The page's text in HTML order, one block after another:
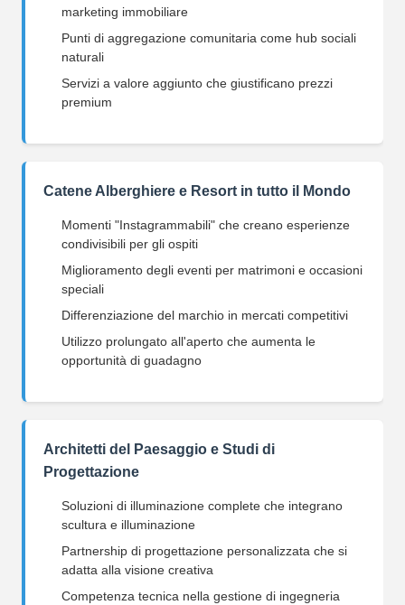
marketing immobiliare
Punti di aggregazione comunitaria come hub sociali
naturali
Servizi a valore aggiunto che giustificano prezzi
premium
Catene Alberghiere e Resort in tutto il Mondo
Momenti "Instagrammabili" che creano esperienze
condivisibili per gli ospiti
Miglioramento degli eventi per matrimoni e occasioni
speciali
Differenziazione del marchio in mercati competitivi
Utilizzo prolungato all'aperto che aumenta le
opportunità di guadagno
Architetti del Paesaggio e Studi di
Progettazione
Soluzioni di illuminazione complete che integrano
scultura e illuminazione
Partnership di progettazione personalizzata che si
adatta alla visione creativa
Competenza tecnica nella gestione di ingegneria